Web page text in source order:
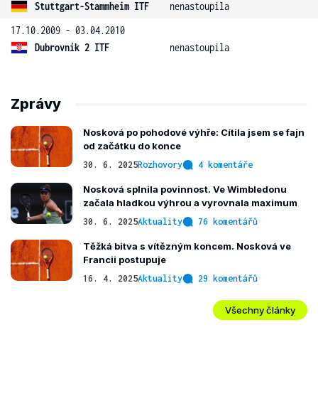
Stuttgart-Stammheim ITF
nenastoupila
17.10.2009 - 03.04.2010
Dubrovník 2 ITF
nenastoupila
Zprávy
Nosková po pohodové výhře: Cítila jsem se fajn
od začátku do konce
30. 6. 2025Rozhovory 4 komentáře
Nosková splnila povinnost. Ve Wimbledonu
začala hladkou výhrou a vyrovnala maximum
30. 6. 2025Aktuality 76 komentářů
Těžká bitva s vítězným koncem. Nosková ve
Francii postupuje
16. 4. 2025Aktuality 29 komentářů
Všechny články